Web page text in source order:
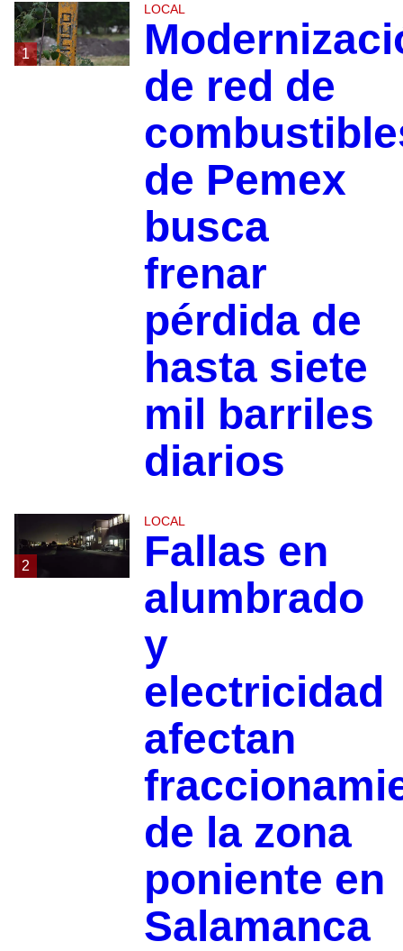
1
LOCAL
de red de
de Pemex
busca
frenar
pérdida de
hasta siete
mil barriles
diarios
2
LOCAL
Fallas en
alumbrado
y
electricidad
afectan
de la zona
poniente en
Salamanca